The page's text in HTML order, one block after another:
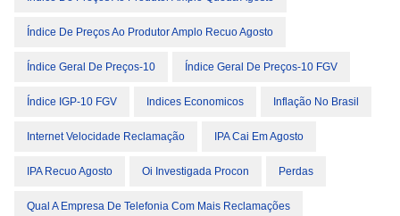
Índice De Preços Ao Produtor Amplo Recuo Agosto
Índice Geral De Preços-10 Índice Geral De Preços-10 FGV
Índice IGP-10 FGV Indices Economicos Inflação No Brasil
Internet Velocidade Reclamação IPA Cai Em Agosto
IPA Recuo Agosto Oi Investigada Procon Perdas
Qual A Empresa De Telefonia Com Mais Reclamações